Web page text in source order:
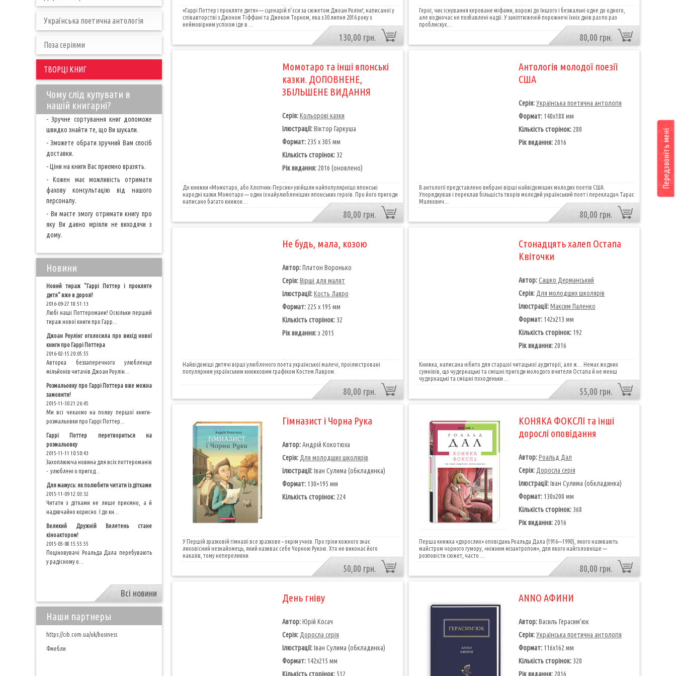
Передзвоніть мені
«Гаррі Поттер і прокляте дитя» — сценарій п’єси за сюже­том Джоан Ролінґ, написаної у
співавторстві з Джоном Тіффані та Джеком Торном, яка з 30 липня 2016 року з
неймовірним успіхом іде в ...
130,00 грн.
Герої, чиє існування кероване міфами, ворожі до Іншого і безжальні одне до одного,
але водночас не позбавлені надії. У закіптюженій порожнечі їхніх днів раз по раз
проблискує...
80,00 грн.
Момотаро та інші японські
казки. ДОПОВНЕНЕ,
ЗБІЛЬШЕНЕ ВИДАННЯ
Серія:Кольорові казки
Ілюстрації:Віктор Гаркуша
Формат: 235 х 305 мм
Кількість сторінок: 32
Рік видання: 2016 (оновлено)
До книжки «Момотаро, або Хлопчик-Персик» увійшли найпопулярніші японські
народні казки.Момотаро — один із найулюбленіших японських героїв. Про його пригоди
написано багато книжок ...
80,00 грн.
Антологія молодої поезії
США
Серія:Українська поетична антологія
Формат: 140х188 мм
Кількість сторінок: 280
Рік видання: 2016
В антології представлено вибрані вірші найвідоміших молодих поетів США.
Упорядкував і переклав більшість творів молодий український поет і перекладач Тарас
Малкович...
80,00 грн.
Не будь, мала, козою
Автор:Платон Воронько
Серія:Вірші для малят
Ілюстрації:Кость Лавро
Формат: 225 х 195 мм
Кількість сторінок: 32
Рік видання:з 2015
Найвідоміші дитячі вірші улюбленого поета української малечі, проілюстровані
популярним українським книжковим графіком Костем Лавром.
80,00 грн.
Стонадцять халеп Остапа
Квіточки
Автор:Сашко Дерманський
Серія: Для молодших школярів
Ілюстрації:Максим Паленко
Формат: 142х213 мм
Кількість сторінок: 192
Рік видання: 2016
Книжка, написана нібито для старшої читацької аудиторії, але ж… Немає жодних
сумнівів, що чудернацькі та смішні пригоди молодого вчителя Остапа й не менш
чудернацькі та смішні походеньки ...
55,00 грн.
Гімназист і Чорна Рука
Автор:Андрій Кокотюха
Серія: Для молодших школярів
Ілюстрації:Іван Сулима (обкладинка)
Формат: 130×195 мм
Кількість сторінок: 224
У Першій зразковій гімназії все зразкове – окрім учнів. Про гріхи кожного знає
лиховісний незнайомець, який називає себе Чорною Рукою. Хто не виконає його
наказів, тому непереливки.
50,00 грн.
КОНЯКА ФОКСЛІ та інші
дорослі оповідання
Автор:Роальд Дал
Серія: Доросла серія
Ілюстрації:Іван Сулима (обкладинка)
Формат: 130х200 мм
Кількість сторінок: 368
Рік видання: 2016
Перша книжка «дорослих» оповідань Роальда Дала (1916—1990), якого називають
майстром чорного гумору, «ніжним мізантропом», для якого найголовніше —
розповісти сюжет, часто ...
80,00 грн.
День гніву
Автор:Юрій Косач
Серія: Доросла серія
Ілюстрації:Іван Сулима (обкладинка)
Формат: 142х215 мм
Кількість сторінок: 512
ANNO АФИНИ
Автор:Василь Герасим’юк
Серія:Українська поетична антологія
Формат: 116х162 мм
Кількість сторінок: 320
Рік видання: 2016
Українська поетична антологія
Поза серіями
ТВОРЦІ КНИГ
Чому слід купувати в
нашій книгарні?
- Зручне сортування книг допоможе
швидко знайти те, що Ви шукали.
- Зможете обрати зручний Вам спосіб
доставки.
- Ціни на книги Вас приємно вразять.
- Кожен має можливість отримати
фахову консультацію від нашого
персоналу.
- Ви маєте змогу отримати книгу про
яку Ви давно мріяли не виходячи з
дому.
Новини
Новий тираж "Гаррі Поттер і прокляте
дитя" вже в дорозі!
2016-09-27 18:51:13
Любі наші Поттеромани! Оскільки перший
тираж нової книги про Гарр...
Джоан Роулінг оголосила про вихід нової
книги про Гаррі Поттера
2016-02-15 20:05:55
Авторка беззаперечного улюбленця
мільйонів читачів Джоан Роулін...
Розмальовку про Гаррі Поттера вже можна
замовити!
2015-11-30 21:26:45
Ми всі чекаємо на появу першої книги-
розмальовки про Гаррі Поттер...
Гаррі Поттер перетвориться на
розмальовку
2015-11-11 10:50:43
Захоплююча новина для всіх поттероманів
- улюблені о пригод...
Для мамусь: як полюбити читати із дітками
2015-11-09 12:03:32
Читати з дітками не лише приємно, а й
надзвчайно корисно. І до кн...
Великий Дружній Велетень стане
кіноактором!
2015-05-08 15:55:55
Поціновувачі Роальда Дала перебувають
у радісному о...
Всі новини
Наши партнеры
https://cib.com.ua/uk/business
Фмебли